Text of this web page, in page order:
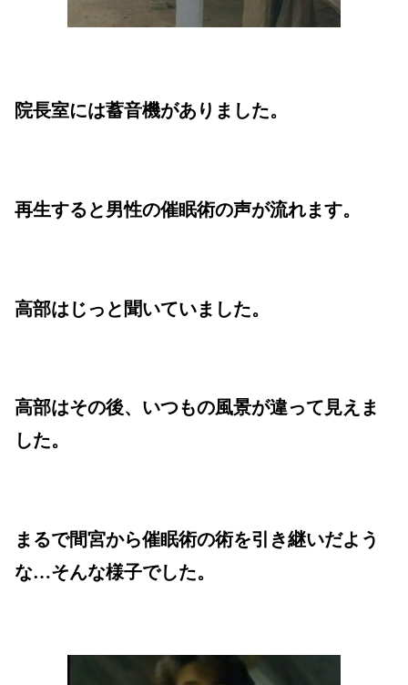
院長室には蓄音機がありました。
再生すると男性の催眠術の声が流れます。
高部はじっと聞いていました。
高部はその後、いつもの風景が違って見えま
した。
まるで間宮から催眠術の術を引き継いだよう
な…そんな様子でした。